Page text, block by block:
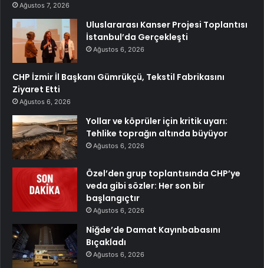
Ağustos 7, 2026
Uluslararası Kanser Projesi Toplantısı
İstanbul’da Gerçekleşti
Ağustos 6, 2026
CHP İzmir İl Başkanı Gümrükçü, Tekstil Fabrikasını
Ziyaret Etti
Ağustos 6, 2026
Yollar ve köprüler için kritik uyarı:
Tehlike toprağın altında büyüyor
Ağustos 6, 2026
Özel’den grup toplantısında CHP’ye
veda gibi sözler: Her son bir
başlangıçtır
Ağustos 6, 2026
Niğde’de Damat Kayınbabasını
Bıçakladı
Ağustos 6, 2026